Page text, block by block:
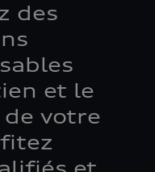
des
et le
votre